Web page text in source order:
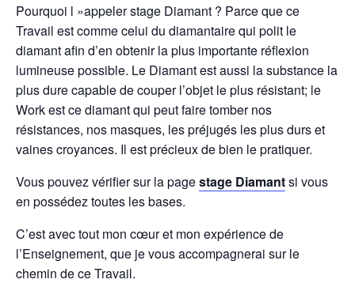
Pourquoi l »appeler stage Diamant ? Parce que ce
Travail est comme celui du diamantaire qui polit le
diamant afin d’en obtenir la plus importante réflexion
lumineuse possible. Le Diamant est aussi la substance la
plus dure capable de couper l’objet le plus résistant; le
Work est ce diamant qui peut faire tomber nos
résistances, nos masques, les préjugés les plus durs et
vaines croyances. Il est précieux de bien le pratiquer.
Vous pouvez vérifier sur la pagestage Diamantsi vous
en possédez toutes les bases.
C’est avec tout mon cœur et mon expérience de
l’Enseignement, que je vous accompagnerai sur le
chemin de ce Travail.